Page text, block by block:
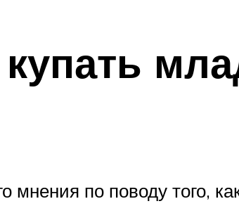
по поводу того,